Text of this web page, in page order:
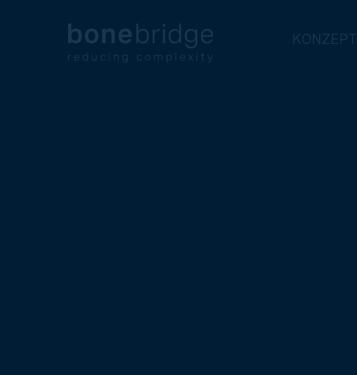
KONZEPT